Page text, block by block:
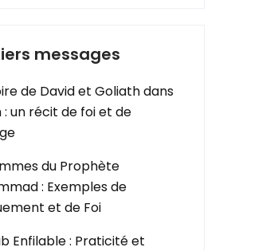
messages
de David et Goliath dans
: un récit de foi et de
du Prophète
: Exemples de
et de Foi
Enfilable : Praticité et